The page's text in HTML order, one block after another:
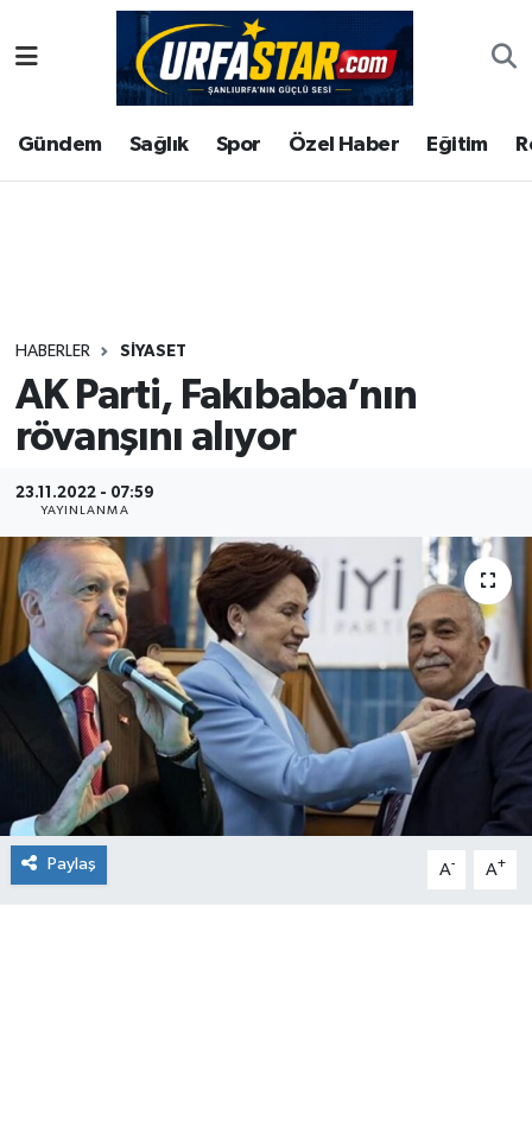
Gündem Sağlık Spor Özel Haber Eğitim
HABERLER SIYASET
AK Parti, Fakıbaba’nın
rövanşını alıyor
23.11.2022 - 07:59
YAYINLANMA
Paylaş A- A+
ASAYİS
ÇEVRE
Gündem
Kültür
Magazin
Şanlıurfa Nöbetçi Eczaneler
Şanlıurfa Hava Durumu
Tüm Manşetler
Son Dakika Haberleri
Haber Arşivi